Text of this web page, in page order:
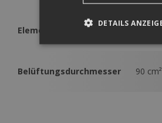
Elementenbedarf 1
Belüftungsdurchmesser 90 cm²
DETAILS